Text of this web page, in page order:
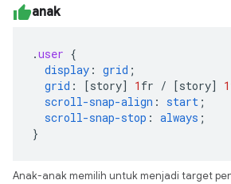
anak
.user {
display : grid ;
grid : [story] 1 fr / [story] 1
scroll-snap-align : start ;
scroll-snap-stop : always ;
}
Anak-anak memilih untuk menjadi target